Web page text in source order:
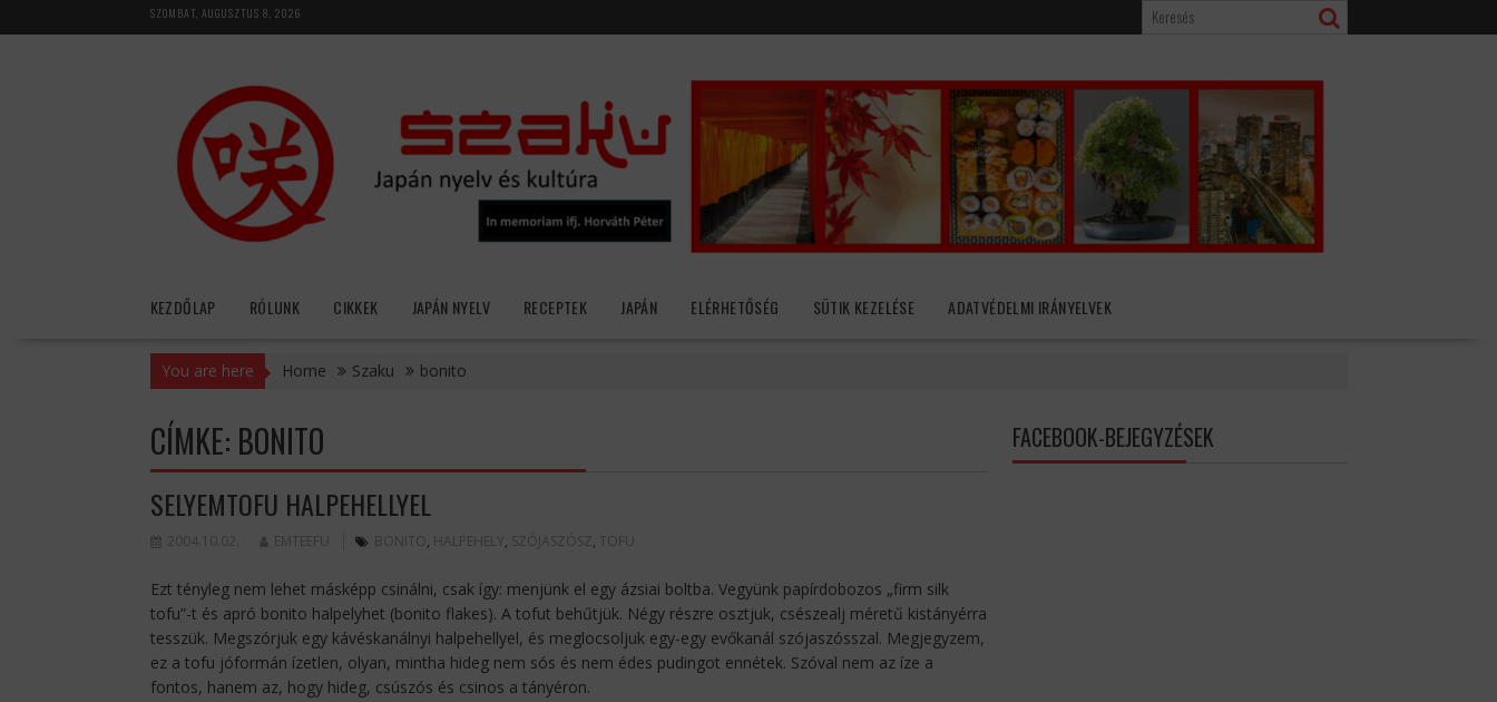
to
SZOMBAT, AUGUSZTUS 8, 2026
KEZDŐLAP RÓLUNK CIKKEK JAPÁN NYELV RECEPTEK JAPÁN ELÉRHETŐSÉG SÜTIK KEZELÉSE ADATVÉDELMI IRÁNYELVEK
You are here Home Szaku bonito
CÍMKE: BONITO
SELYEMTOFU HALPEHELLYEL
2004.10.02. EMTEEFU BONITO , HALPEHELY , SZÓJASZÓSZ, TOFU
Ezt tényleg nem lehet másképp csinálni, csak így: menjünk el egy ázsiai boltba. Vegyünk papírdobozos „firm silk
tofu”-t és apró bonito halpelyhet (bonito flakes). A tofut behűtjük. Négy részre osztjuk, csészealj méretű kistányérra
tesszük. Megszórjuk egy kávéskanálnyi halpehellyel, és meglocsoljuk egy-egy evőkanál szójaszósszal. Megjegyzem,
ez a tofu jóformán ízetlen, olyan, mintha hideg nem sós és nem édes pudingot ennétek. Szóval nem az íze a
fontos, hanem az, hogy hideg, csúszós és csinos a tányéron.
FACEBOOK-BEJEGYZÉSEK